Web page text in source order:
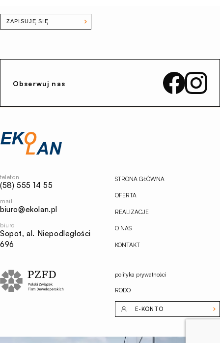
ZAPISUJĘ SIĘ
Obserwuj nas
na
telefon
(58) 555 14 55
mail
biuro@ekolan.pl
biuro
Sopot, al. Niepodległości
696
STRONA GŁÓWNA
OFERTA
REALIZACJE
O NAS
KONTAKT
polityka prywatności
RODO
E-KONTO